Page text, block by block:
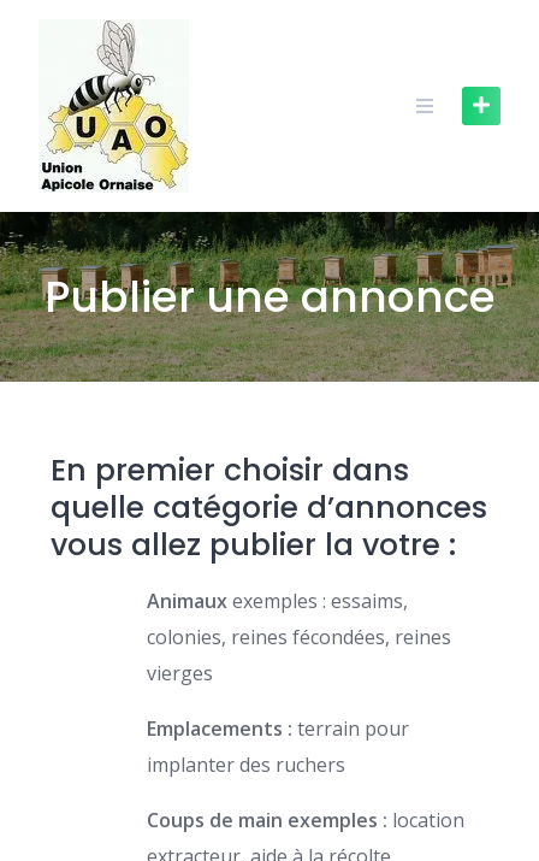
Publier une annonce
En premier choisir dans
quelle catégorie d’annonces
vous allez publier la votre :
Animauxexemples : essaims,
colonies, reines fécondées, reines
vierges
Emplacements : terrain pour
implanter des ruchers
Coups de main exemples : location